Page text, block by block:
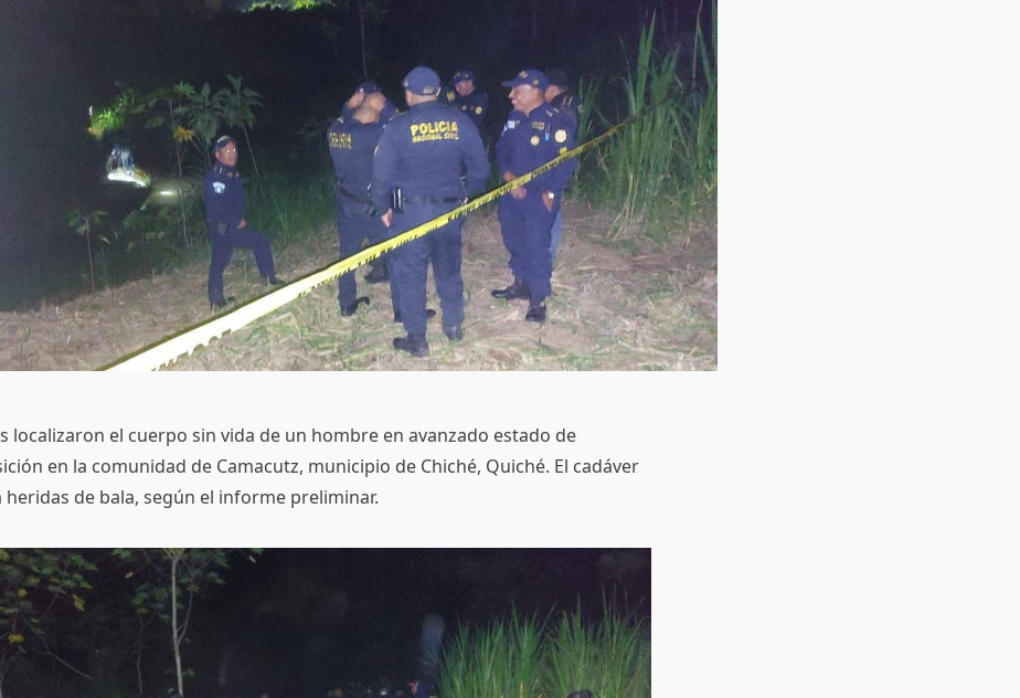
localizaron el cuerpo sin vida de un hombre en avanzado estado de
en la comunidad de Camacutz, municipio de Chiché, Quiché. El cadáver
heridas de bala, según el informe preliminar.